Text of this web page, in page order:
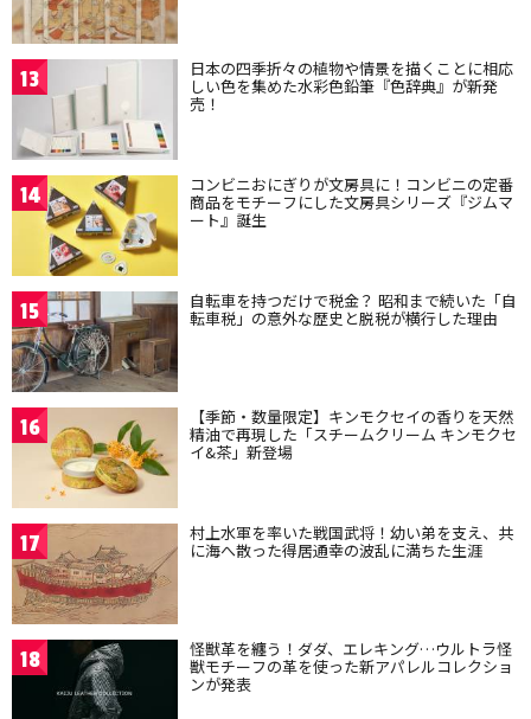
13 日本の四季折々の植物や情景を描くことに相応
しい色を集めた水彩色鉛筆『色辞典』が新発
売！
14 コンビニおにぎりが文房具に！コンビニの定番
商品をモチーフにした文房具シリーズ『ジムマ
ート』誕生
15 自転車を持つだけで税金？ 昭和まで続いた「自
転車税」の意外な歴史と脱税が横行した理由
16 【季節・数量限定】キンモクセイの香りを天然
精油で再現した「スチームクリーム キンモクセ
イ&茶」新登場
17 村上水軍を率いた戦国武将！幼い弟を支え、共
に海へ散った得居通幸の波乱に満ちた生涯
18 怪獣革を纏う！ダダ、エレキング…ウルトラ怪
獣モチーフの革を使った新アパレルコレクショ
ンが発表